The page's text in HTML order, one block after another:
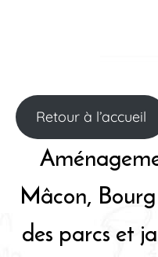
Retour à l’accueil
Mâcon,
des parcs et